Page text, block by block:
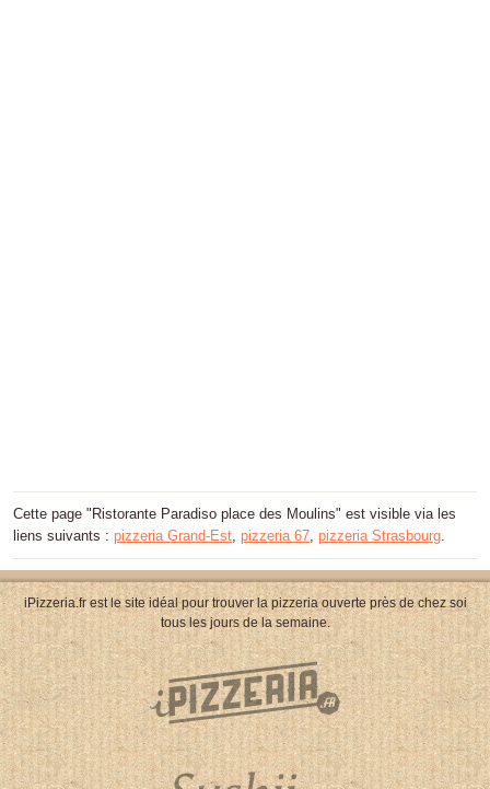
Cette page "Ristorante Paradiso place des Moulins" est visible via les
liens suivants : pizzeria Grand-Est pizzeria 67 pizzeria Strasbourg
iPizzeria.fr est le site idéal pour trouver la pizzeria ouverte près de chez soi
tous les jours de la semaine.